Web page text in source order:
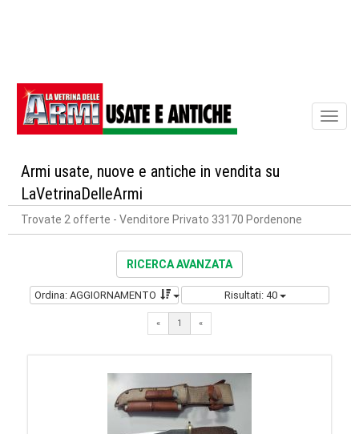
Armi usate, nuove e antiche in vendita su
LaVetrinaDelleArmi
Trovate 2 offerte - Venditore Privato 33170 Pordenone
RICERCA AVANZATA
Ordina: AGGIORNAMENTO Risultati: 40
« 1 «